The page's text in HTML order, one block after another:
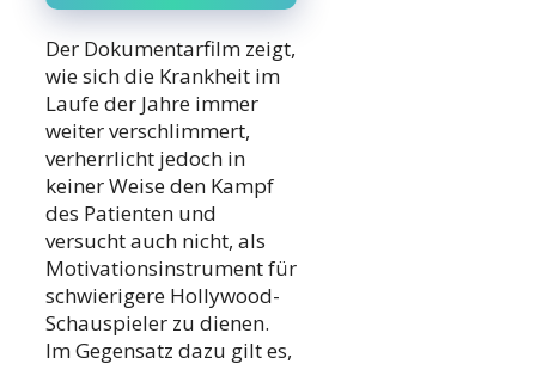
Der Dokumentarfilm zeigt,
wie sich die Krankheit im
Laufe der Jahre immer
weiter verschlimmert,
verherrlicht jedoch in
keiner Weise den Kampf
des Patienten und
versucht auch nicht, als
Motivationsinstrument für
schwierigere Hollywood-
Schauspieler zu dienen.
Im Gegensatz dazu gilt es,